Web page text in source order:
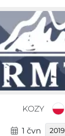
KOZY
1 čvn 2019